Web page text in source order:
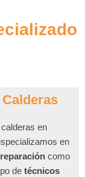
en
en
reparación como
de técnicos